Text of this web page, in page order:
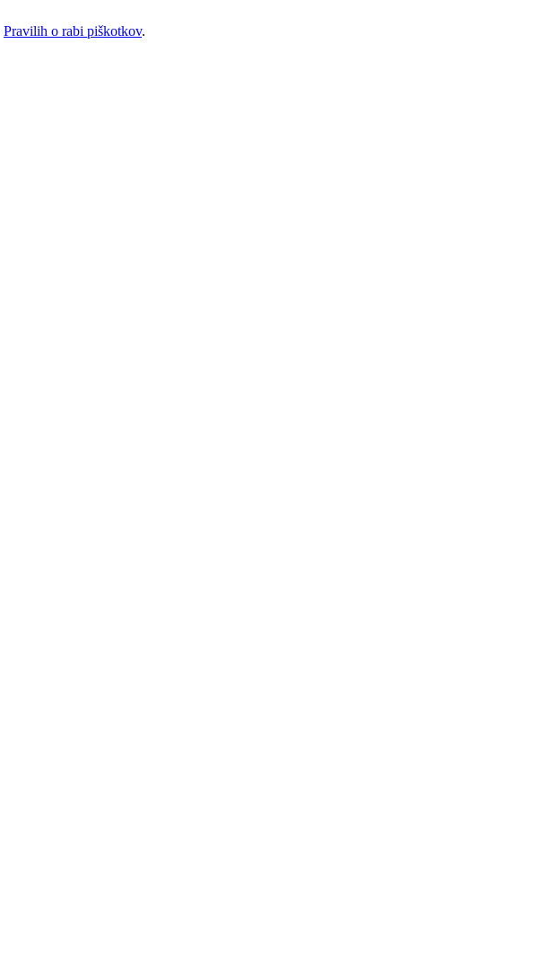
Pravilih o rabi piškotkov.